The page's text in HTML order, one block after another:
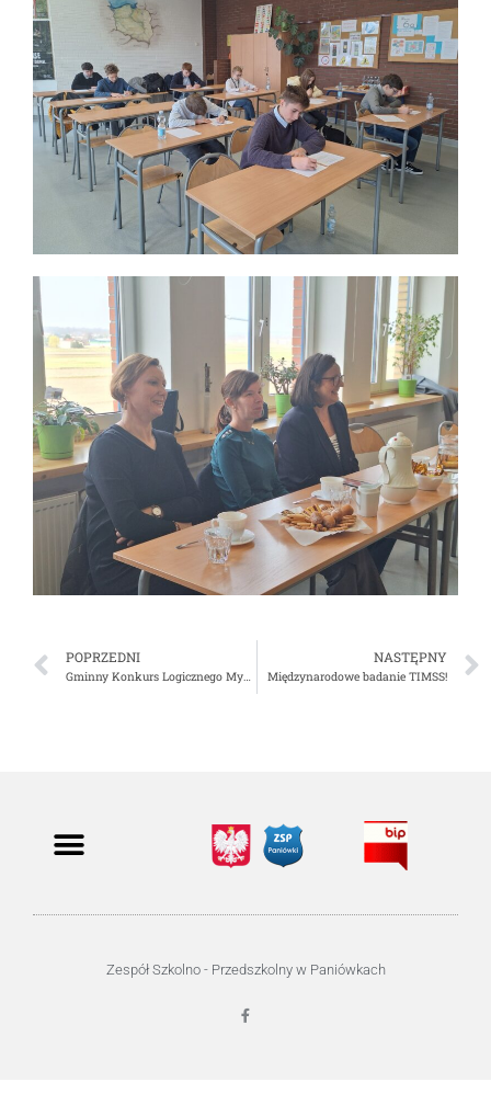
POPRZEDNI
Gminny Konkurs Logicznego Myślenia „Gminny Rachmistrz”
NASTĘPNY
Międzynarodowe badanie TIMSS!
Zespół Szkolno - Przedszkolny w Paniówkach